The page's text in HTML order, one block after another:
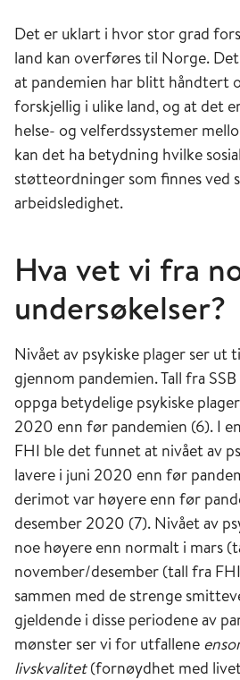
Det er uklart i hvor stor grad
land kan overføres til Norge.
at pandemien har blitt håndtert
forskjellig i ulike land, og at det
helse- og velferdssystemer
kan det ha betydning hvilke
støtteordninger som finnes ved
arbeidsledighet.
Hva vet vi fra
undersøkelser?
Nivået av psykiske plager ser ut
gjennom pandemien. Tall fra
oppga betydelige psykiske
2020 enn før pandemien (6). I
FHI ble det funnet at nivået av
lavere i juni 2020 enn før
derimot var høyere enn før
desember 2020 (7). Nivået av
noe høyere enn normalt i mars
november/desember (tall fra
sammen med de strenge
gjeldende i disse periodene av
mønster ser vi for utfallene
livskvalitet(fornøydhet med